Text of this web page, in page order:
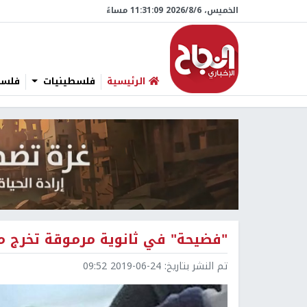
الخميس، 6/‏8/‏2026 11:31:10 مساءً
الرئيسية فلسطينيات
"فضيحة" في ثانوية مرموقة تخرج منها 8 فائزين
تم النشر بتاريخ: 2019-06-24 09:52